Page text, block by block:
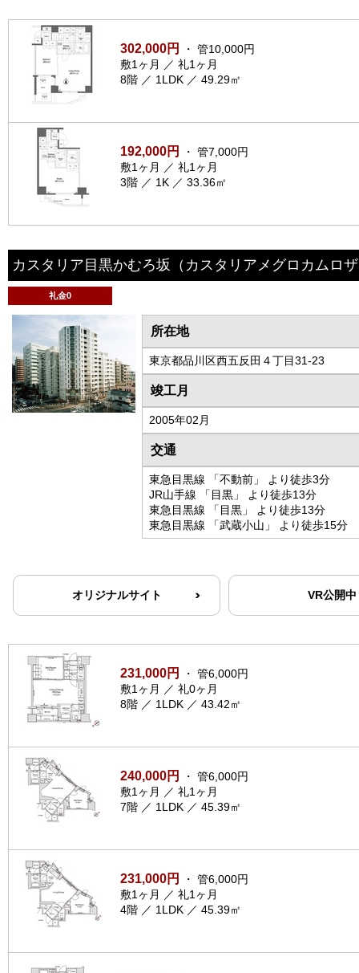
302,000円
・ 管10,000円
敷1ヶ月 ／ 礼1ヶ月
8階 ／ 1LDK ／ 49.29㎡
192,000円
・ 管7,000円
敷1ヶ月 ／ 礼1ヶ月
3階 ／ 1K ／ 33.36㎡
カスタリア目黒かむろ坂 （カスタリアメグロカムロ
礼金0
所在地
東京都品川区西五反田４丁目31-23
竣工月
2005年02月
交通
東急目黒線 「不動前」 より徒歩3分
JR山手線 「目黒」 より徒歩13分
東急目黒線 「目黒」 より徒歩13分
東急目黒線 「武蔵小山」 より徒歩15分
オリジナルサイト VR公開中
231,000円
・ 管6,000円
敷1ヶ月 ／ 礼0ヶ月
8階 ／ 1LDK ／ 43.42㎡
240,000円
・ 管6,000円
敷1ヶ月 ／ 礼1ヶ月
7階 ／ 1LDK ／ 45.39㎡
231,000円
・ 管6,000円
敷1ヶ月 ／ 礼1ヶ月
4階 ／ 1LDK ／ 45.39㎡